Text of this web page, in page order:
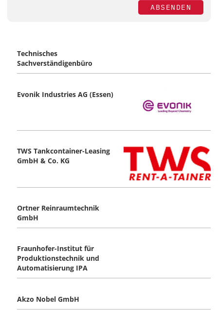
ABSENDEN
Technisches
Sachverständigenbüro
Evonik Industries AG (Essen)
TWS Tankcontainer-Leasing
GmbH & Co. KG
Ortner Reinraumtechnik
GmbH
Fraunhofer-Institut für
Produktionstechnik und
Automatisierung IPA
Akzo Nobel GmbH